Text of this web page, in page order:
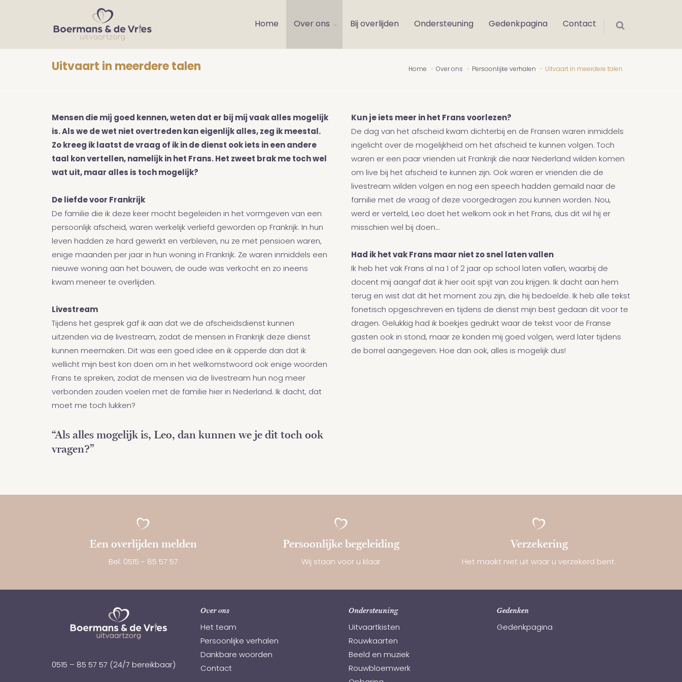
Home Over ons Bij overlijden Ondersteuning Gedenkpagina Contact
Home Over ons Persoonlijke verhalen Uitvaart in meerdere talen
Uitvaart in meerdere talen
Mensen die mij goed kennen, weten dat er bij mij vaak alles mogelijk
is. Als we de wet niet overtreden kan eigenlijk alles, zeg ik meestal.
Zo kreeg ik laatst de vraag of ik in de dienst ook iets in een andere
taal kon vertellen, namelijk in het Frans. Het zweet brak me toch wel
wat uit, maar alles is toch mogelijk?
De liefde voor Frankrijk
De familie die ik deze keer mocht begeleiden in het vormgeven van een
persoonlijk afscheid, waren werkelijk verliefd geworden op Frankrijk. In hun
leven hadden ze hard gewerkt en verbleven, nu ze met pensioen waren,
enige maanden per jaar in hun woning in Frankrijk. Ze waren inmiddels een
nieuwe woning aan het bouwen, de oude was verkocht en zo ineens
kwam meneer te overlijden.
Livestream
Tijdens het gesprek gaf ik aan dat we de afscheidsdienst kunnen
uitzenden via de livestream, zodat de mensen in Frankrijk deze dienst
kunnen meemaken. Dit was een goed idee en ik opperde dan dat ik
wellicht mijn best kon doen om in het welkomstwoord ook enige woorden
Frans te spreken, zodat de mensen via de livestream hun nog meer
verbonden zouden voelen met de familie hier in Nederland. Ik dacht, dat
moet me toch lukken?
“Als alles mogelijk is, Leo, dan kunnen we je dit toch ook
vragen?”
Kun je iets meer in het Frans voorlezen?
De dag van het afscheid kwam dichterbij en de Fransen waren inmiddels
ingelicht over de mogelijkheid om het afscheid te kunnen volgen. Toch
waren er een paar vrienden uit Frankrijk die naar Nederland wilden komen
om live bij het afscheid te kunnen zijn. Ook waren er vrienden die de
livestream wilden volgen en nog een speech hadden gemaild naar de
familie met de vraag of deze voorgedragen zou kunnen worden. Nou,
werd er verteld, Leo doet het welkom ook in het Frans, dus dit wil hij er
misschien wel bij doen…
Had ik het vak Frans maar niet zo snel laten vallen
Ik heb het vak Frans al na 1 of 2 jaar op school laten vallen, waarbij de
docent mij aangaf dat ik hier ooit spijt van zou krijgen. Ik dacht aan hem
terug en wist dat dit het moment zou zijn, die hij bedoelde. Ik heb alle tekst
fonetisch opgeschreven en tijdens de dienst mijn best gedaan dit voor te
dragen. Gelukkig had ik boekjes gedrukt waar de tekst voor de Franse
gasten ook in stond, maar ze konden mij goed volgen, werd later tijdens
de borrel aangegeven. Hoe dan ook, alles is mogelijk dus!
Een overlijden melden
Bel: 0515 - 85 57 57
Persoonlijke begeleiding
Wij staan voor u klaar
Verzekering
Het maakt niet uit waar u verzekerd bent.
0515 – 85 57 57 (24/7 bereikbaar)
Over ons
Het team
Persoonlijke verhalen
Dankbare woorden
Contact
Ondersteuning
Uitvaartkisten
Rouwkaarten
Beeld en muziek
Rouwbloemwerk
Gedenken
Gedenkpagina